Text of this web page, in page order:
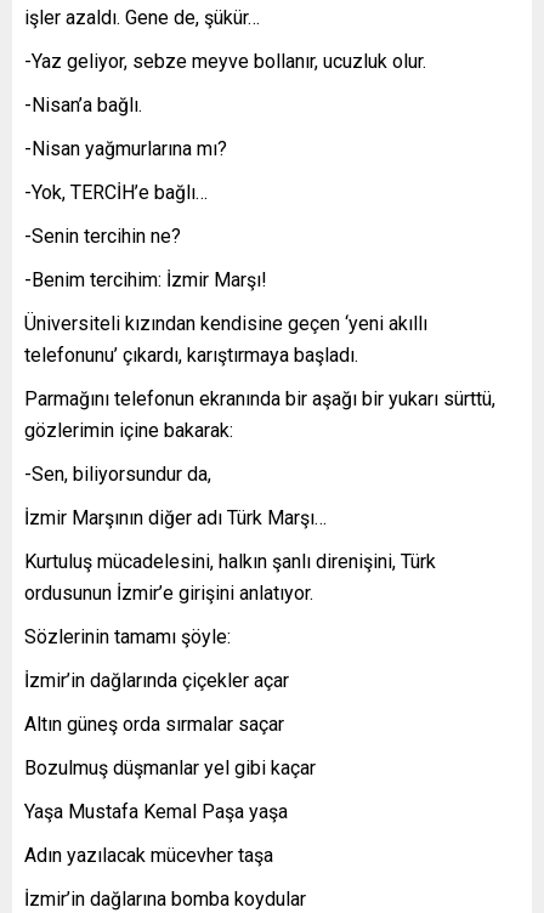
işler azaldı. Gene de, şükür…
-Yaz geliyor, sebze meyve bollanır, ucuzluk olur.
-Nisan’a bağlı.
-Nisan yağmurlarına mı?
-Yok, TERCİH’e bağlı…
-Senin tercihin ne?
-Benim tercihim: İzmir Marşı!
Üniversiteli kızından kendisine geçen ‘yeni akıllı
telefonunu’ çıkardı, karıştırmaya başladı.
Parmağını telefonun ekranında bir aşağı bir yukarı sürttü,
gözlerimin içine bakarak:
-Sen, biliyorsundur da,
İzmir Marşının diğer adı Türk Marşı…
Kurtuluş mücadelesini, halkın şanlı direnişini, Türk
ordusunun İzmir’e girişini anlatıyor.
Sözlerinin tamamı şöyle:
İzmir’in dağlarında çiçekler açar
Altın güneş orda sırmalar saçar
Bozulmuş düşmanlar yel gibi kaçar
Yaşa Mustafa Kemal Paşa yaşa
Adın yazılacak mücevher taşa
İzmir’in dağlarına bomba koydular